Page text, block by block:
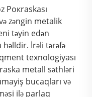
Pокraskası
zəngin metalik
təyin edən
İrəli tərəfə
texnologiyası
metall səthləri
bucaqları və
ilə parlaq